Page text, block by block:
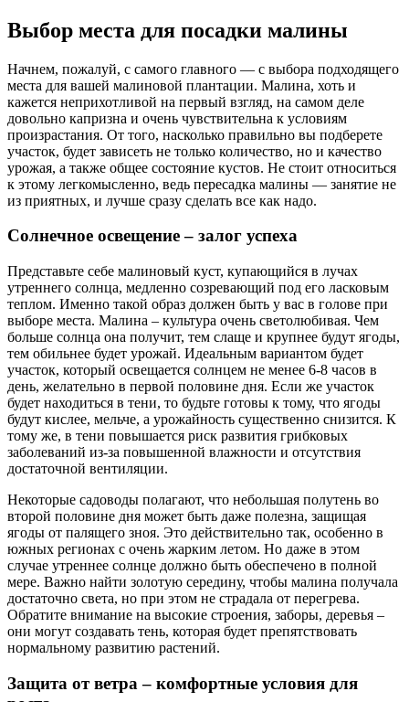
Выбор места для посадки малины
Начнем, пожалуй, с самого главного — с выбора подходящего
места для вашей малиновой плантации. Малина, хоть и
кажется неприхотливой на первый взгляд, на самом деле
довольно капризна и очень чувствительна к условиям
произрастания. От того, насколько правильно вы подберете
участок, будет зависеть не только количество, но и качество
урожая, а также общее состояние кустов. Не стоит относиться
к этому легкомысленно, ведь пересадка малины — занятие не
из приятных, и лучше сразу сделать все как надо.
Солнечное освещение – залог успеха
Представьте себе малиновый куст, купающийся в лучах
утреннего солнца, медленно созревающий под его ласковым
теплом. Именно такой образ должен быть у вас в голове при
выборе места. Малина – культура очень светолюбивая. Чем
больше солнца она получит, тем слаще и крупнее будут ягоды,
тем обильнее будет урожай. Идеальным вариантом будет
участок, который освещается солнцем не менее 6-8 часов в
день, желательно в первой половине дня. Если же участок
будет находиться в тени, то будьте готовы к тому, что ягоды
будут кислее, мельче, а урожайность существенно снизится. К
тому же, в тени повышается риск развития грибковых
заболеваний из-за повышенной влажности и отсутствия
достаточной вентиляции.
Некоторые садоводы полагают, что небольшая полутень во
второй половине дня может быть даже полезна, защищая
ягоды от палящего зноя. Это действительно так, особенно в
южных регионах с очень жарким летом. Но даже в этом
случае утреннее солнце должно быть обеспечено в полной
мере. Важно найти золотую середину, чтобы малина получала
достаточно света, но при этом не страдала от перегрева.
Обратите внимание на высокие строения, заборы, деревья –
они могут создавать тень, которая будет препятствовать
нормальному развитию растений.
Защита от ветра – комфортные условия для